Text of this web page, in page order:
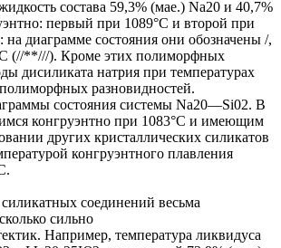
состава 59,3% (мае.) Na20 и 40,7%
первый при 1089°С и второй при
диаграмме состояния они обозначены /,
(//**///). Кроме этих полиморфных
дисиликата натрия при температурах
разновидностей.
состояния системы Na20—Si02. В
конгруэнтно при 1083°С и имеющим
других кристаллических силикатов
конгруэнтного плавления
соединений весьма
сильно
Например, температура ликвидуса